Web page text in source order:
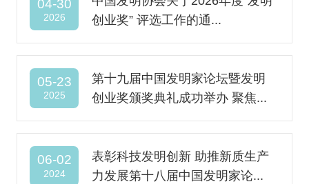
04-30
2026
创业奖” 评选工作的通...
05-23
2025
第十九届中国发明家论坛暨发明
创业奖颁奖典礼成功举办 聚焦...
06-02
2024
表彰科技发明创新 助推新质生产
力发展第十八届中国发明家论...